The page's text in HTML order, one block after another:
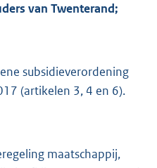
van Twenterand;
subsidieverordening
(artikelen 3, 4 en 6).
maatschappij,